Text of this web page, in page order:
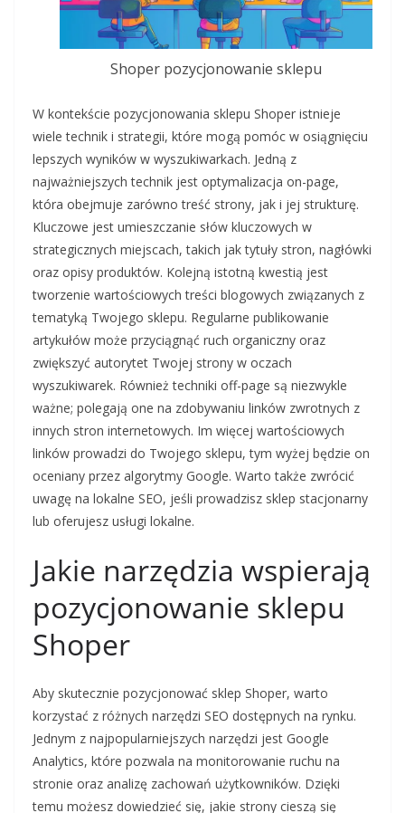
Shoper pozycjonowanie sklepu
W kontekście pozycjonowania sklepu Shoper istnieje
wiele technik i strategii, które mogą pomóc w osiągnięciu
lepszych wyników w wyszukiwarkach. Jedną z
najważniejszych technik jest optymalizacja on-page,
która obejmuje zarówno treść strony, jak i jej strukturę.
Kluczowe jest umieszczanie słów kluczowych w
strategicznych miejscach, takich jak tytuły stron, nagłówki
oraz opisy produktów. Kolejną istotną kwestią jest
tworzenie wartościowych treści blogowych związanych z
tematyką Twojego sklepu. Regularne publikowanie
artykułów może przyciągnąć ruch organiczny oraz
zwiększyć autorytet Twojej strony w oczach
wyszukiwarek. Również techniki off-page są niezwykle
ważne; polegają one na zdobywaniu linków zwrotnych z
innych stron internetowych. Im więcej wartościowych
linków prowadzi do Twojego sklepu, tym wyżej będzie on
oceniany przez algorytmy Google. Warto także zwrócić
uwagę na lokalne SEO, jeśli prowadzisz sklep stacjonarny
lub oferujesz usługi lokalne.
Jakie narzędzia wspierają
pozycjonowanie sklepu
Shoper
Aby skutecznie pozycjonować sklep Shoper, warto
korzystać z różnych narzędzi SEO dostępnych na rynku.
Jednym z najpopularniejszych narzędzi jest Google
Analytics, które pozwala na monitorowanie ruchu na
stronie oraz analizę zachowań użytkowników. Dzięki
temu możesz dowiedzieć się, jakie strony cieszą się